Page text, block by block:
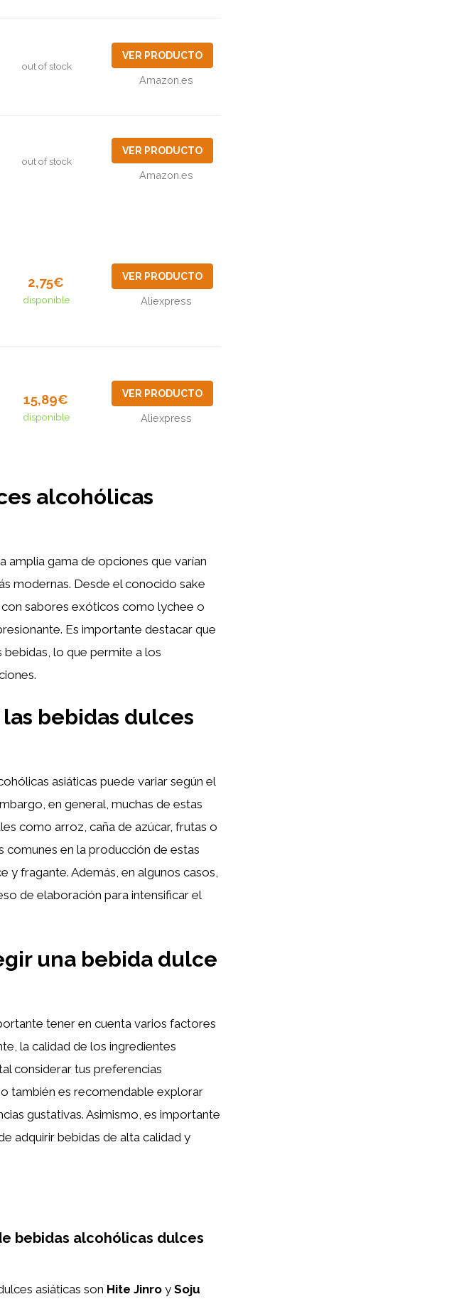
out of stock
VER PRODUCTO
Amazon.es
out of stock
VER PRODUCTO
Amazon.es
2,75€
disponible
VER PRODUCTO
Aliexpress
15,89€
disponible
VER PRODUCTO
Aliexpress
alcohólicas
amplia gama de opciones que varían
modernas. Desde el conocido sake
sabores exóticos como lychee o
Es importante destacar que
bebidas, lo que permite a los
bebidas dulces
asiáticas puede variar según el
en general, muchas de estas
como arroz, caña de azúcar, frutas o
comunes en la producción de estas
y fragante. Además, en algunos casos,
de elaboración para intensificar el
una bebida dulce
tener en cuenta varios factores
la calidad de los ingredientes
considerar tus preferencias
también es recomendable explorar
gustativas. Asimismo, es importante
adquirir bebidas de alta calidad y
bebidas alcohólicas dulces
asiáticas son Hite Jinro y Soju